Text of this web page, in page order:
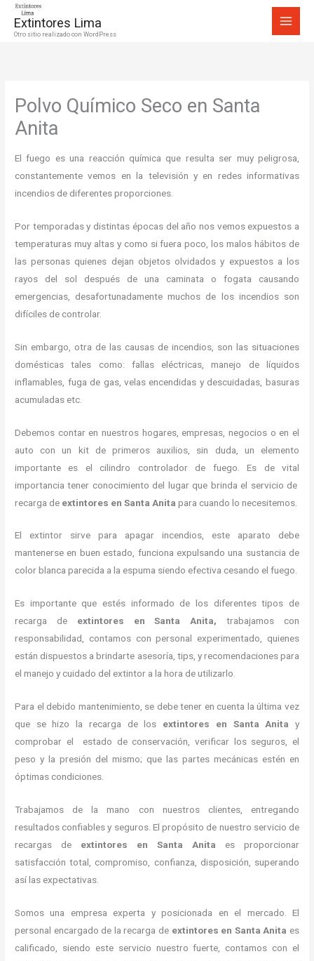
Extintores Lima
Otro sitio realizado con WordPress
Polvo Químico Seco en Santa
Anita
El fuego es una reacción química que resulta ser muy peligrosa,
constantemente vemos en la televisión y en redes informativas
incendios de diferentes proporciones.
Por temporadas y distintas épocas del año nos vemos expuestos a
temperaturas muy altas y como si fuera poco, los malos hábitos de
las personas quienes dejan objetos olvidados y expuestos a los
rayos del sol después de una caminata o fogata causando
emergencias, desafortunadamente muchos de los incendios son
difíciles de controlar.
Sin embargo, otra de las causas de incendios, son las situaciones
domésticas tales como: fallas eléctricas, manejo de líquidos
inflamables, fuga de gas, velas encendidas y descuidadas, basuras
acumuladas etc.
Debemos contar en nuestros hogares, empresas, negocios o en el
auto con un kit de primeros auxilios, sin duda, un elemento
importante es el cilindro controlador de fuego. Es de vital
importancia tener conocimiento del lugar que brinda el servicio de
recarga de extintores en Santa Anitapara cuando lo necesitemos.
El extintor sirve para apagar incendios, este aparato debe
mantenerse en buen estado, funciona expulsando una sustancia de
color blanca parecida a la espuma siendo efectiva cesando el fuego.
Es importante que estés informado de los diferentes tipos de
recarga de extintores en Santa Anita,trabajamos con
responsabilidad, contamos con personal experimentado, quienes
están dispuestos a brindarte asesoría, tips, y recomendaciones para
el manejo y cuidado del extintor a la hora de utilizarlo.
Para el debido mantenimiento, se debe tener en cuenta la última vez
que se hizo la recarga de los extintores en Santa Anita y
comprobar el estado de conservación, verificar los seguros, el
peso y la presión del mismo; que las partes mecánicas estén en
óptimas condiciones.
Trabajamos de la mano con nuestros clientes, entregando
resultados confiables y seguros. El propósito de nuestro servicio de
recargas de extintores en Santa Anita es proporcionar
satisfacción total, compromiso, confianza, disposición, superando
así las expectativas.
Somos una empresa experta y posicionada en el mercado. El
personal encargado de la recarga de extintores en Santa Anita es
calificado, siendo este servicio nuestro fuerte, contamos con el